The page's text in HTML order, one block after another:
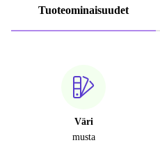
Tuoteominaisuudet
Väri
musta